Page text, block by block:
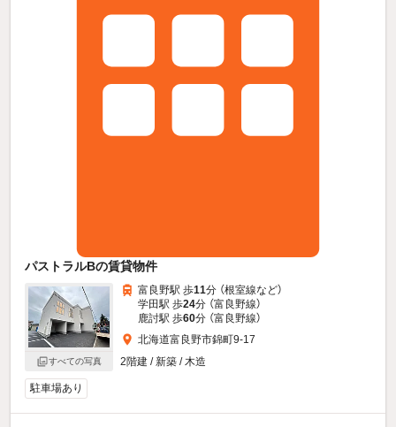
パストラルBの賃貸物件
すべての写真
富良野駅 歩11分 （根室線など）
学田駅 歩24分 （富良野線）
鹿討駅 歩60分 （富良野線）
北海道富良野市錦町9-17
2階建 / 新築 / 木造
駐車場あり